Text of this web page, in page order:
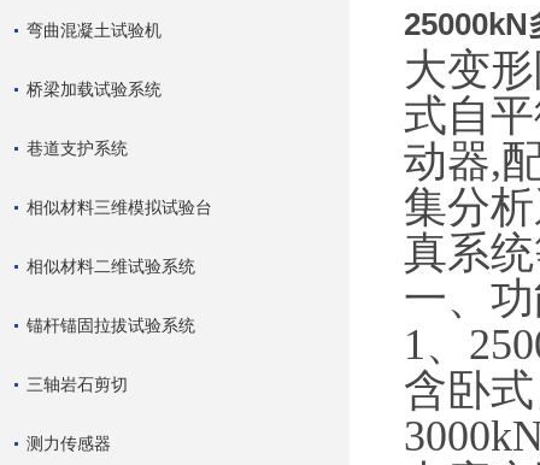
弯曲混凝土试验机
桥梁加载试验系统
巷道支护系统
相似材料三维模拟试验台
相似材料二维试验系统
锚杆锚固拉拔试验系统
三轴岩石剪切
测力传感器
25000kN
大变
式自
动器,
集分
真系
一、
1、
含卧